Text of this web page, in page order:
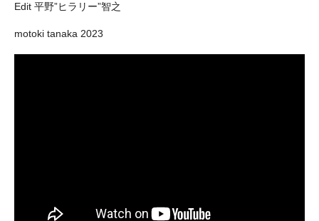
Edit 平野”ヒラリー”智之
motoki tanaka 2023